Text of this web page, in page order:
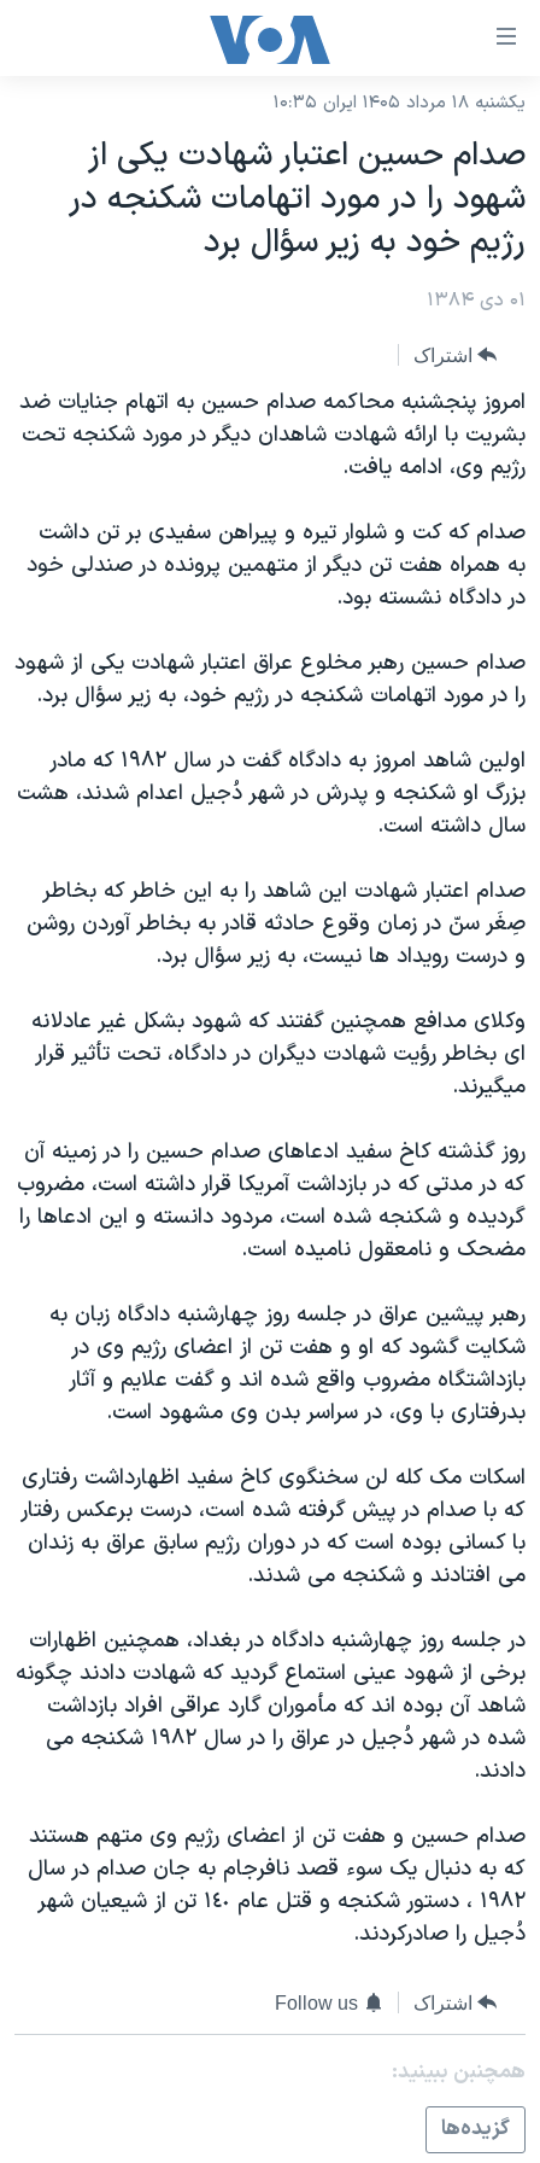
لینکهای
دسترسی
جهش
محتوای
اصلی
صفحه
جهش
به
جستجو
نسخه سبک وب‌سایت
موضوع ها
ایران
آمریکا
جهان
گزیده‌ها
ویژه برنامه‌ها
ویدیوها
فرهنگ و زندگی
حقوق شهروندی
اقتصادی
علم و فناوری
گالری عکس
آرشیو پخش زنده
برنامه های تلویزیونی
جدول برنامه ها
صفحه‌های ویژه
جام جهانی ۲۰۲۶
عملیات خشم حماسی
۲۵۰سالگی آمریکا
بایگانی برنامه‌های تلویزیونی
مستندها
انتخابات ریاست جمهوری آمریکا ۲۰۲۴
حمله جمهوری اسلامی به اسرائیل
رمز مهسا
اعتراضات زن، زندگی، آزادی
مجموعه مستندهای دادخواهی
دادگاه حمید نوری
چهل سال گروگان‌گیری
اعتراضات مردمی آبان ۹۸
اسرائیل در جنگ
همایش محافظه‌کاران آمریکا «سی‌پک»
صفحه‌های ویژه
سفر پرزیدنت ترامپ به چین
فرکانس‌های صدای آمریکا
پخش رادیویی
دنبال کنید
یکشنبه ۱۸ مرداد ۱۴۰۵ ایران ۱۰:۳۵
صدام حسين اعتبار شهادت يکی از
شهود را در مورد اتهامات شکنجه در
رژيم خود به زير سؤال برد
۰۱ دی ۱۳۸۴
اشتراک
امروز پنجشنبه محاکمه صدام حسين به اتهام جنايات ضد
بشريت با ارائه شهادت شاهدان ديگر در مورد شکنجه تحت
رژيم وی، ادامه يافت.
صدام که کت و شلوار تيره و پيراهن سفيدی بر تن داشت
به همراه هفت تن ديگر از متهمين پرونده در صندلی خود
در دادگاه نشسته بود.
صدام حسين رهبر مخلوع عراق اعتبار شهادت يکی از شهود
را در مورد اتهامات شکنجه در رژيم خود، به زير سؤال برد.
اولين شاهد امروز به دادگاه گفت در سال ١٩٨٢ که مادر
بزرگ او شکنجه و پدرش در شهر دُجيل اعدام شدند، هشت
سال داشته است.
صدام اعتبار شهادت اين شاهد را به اين خاطر که بخاطر
صِغَر سنّ در زمان وقوع حادثه قادر به بخاطر آوردن روشن
و درست رويداد ها نيست، به زير سؤال برد.
وکلای مدافع همچنين گفتند که شهود بشکل غير عادلانه
ای بخاطر رؤيت شهادت ديگران در دادگاه، تحت تأثير قرار
ميگيرند.
روز گذشته کاخ سفيد ادعاهای صدام حسين را در زمينه آن
که در مدتی که در بازداشت آمريکا قرار داشته است، مضروب
گرديده و شکنجه شده است، مردود دانسته و اين ادعاها را
مضحک و نامعقول ناميده است.
رهبر پيشين عراق در جلسه روز چهارشنبه دادگاه زبان به
شکايت گشود که او و هفت تن از اعضای رژيم وی در
بازداشتگاه مضروب واقع شده اند و گفت علايم و آثار
بدرفتاری با وی، در سراسر بدن وی مشهود است.
اسکات مک کله لن سخنگوی کاخ سفيد اظهارداشت رفتاری
که با صدام در پيش گرفته شده است، درست برعکس رفتار
با کسانی بوده است که در دوران رژيم سابق عراق به زندان
می افتادند و شکنجه می شدند.
در جلسه روز چهارشنبه دادگاه در بغداد، همچنين اظهارات
برخی از شهود عينی استماع گرديد که شهادت دادند چگونه
شاهد آن بوده اند که مأموران گارد عراقی افراد بازداشت
شده در شهر دُجيل در عراق را در سال ١٩٨٢ شکنجه می
دادند.
صدام حسين و هفت تن از اعضای رژيم وی متهم هستند
که به دنبال يک سوء قصد نافرجام به جان صدام در سال
١٩٨٢ ، دستور شکنجه و قتل عام ١٤٠ تن از شيعيان شهر
دُجيل را صادرکردند.
اشتراک Follow us
همچنبن ببینید:
گزيده‌ها